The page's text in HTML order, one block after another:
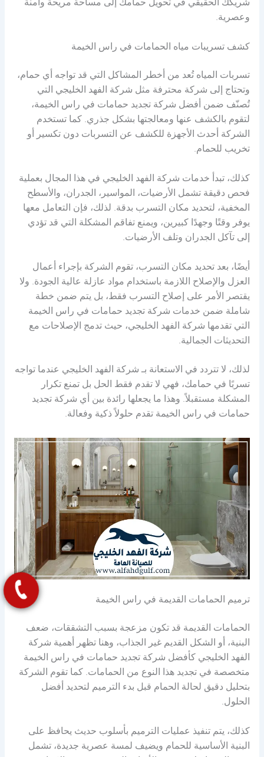
شريكك الحقيقي في تحويل حمامك إلى مساحة مريحة وآمنة
وعصرية.
كشف تسريبات مياه الحمامات في راس الخيمة
تسربات المياه تُعد من أخطر المشاكل التي قد تواجه أي حمام،
وتحتاج إلى شركة محترفة مثل شركة الفهد الخليجي التي
تُصنّف ضمن أفضل شركة تجديد حمامات في راس الخيمة،
لتقوم بالكشف عنها ومعالجتها بشكل جذري. كما تستخدم
الشركة أحدث الأجهزة للكشف عن التسربات دون تكسير أو
تخريب للحمام.
كذلك، تبدأ خدمات شركة الفهد الخليجي في هذا المجال بعملية
فحص دقيقة تشمل الأرضيات، المواسير، الجدران، والأسطح
المخفية، لتحديد مكان التسرب بدقة. لذلك، فإن التعامل معها
يوفر وقتًا وجهدًا كبيرين، ويمنع تفاقم المشكلة التي قد تؤدي
إلى تآكل الجدران وتلف الأرضيات.
أيضًا، بعد تحديد مكان التسرب، تقوم الشركة بإجراء أعمال
العزل والإصلاح اللازمة باستخدام مواد عازلة عالية الجودة. ولا
يقتصر الأمر على إصلاح التسرب فقط، بل يتم ضمن خطة
شاملة ضمن خدمات شركة تجديد حمامات في راس الخيمة
التي تقدمها شركة الفهد الخليجي، حيث تدمج الإصلاحات مع
التحديثات الجمالية.
لذلك، لا تتردد في الاستعانة بـ شركة الفهد الخليجي عندما تواجه
تسربًا في حمامك، فهي لا تقدم فقط الحل بل تمنع تكرار
المشكلة مستقبلاً. وهذا ما يجعلها رائدة بين أي شركة تجديد
حمامات في راس الخيمة تقدم حلولاً ذكية وفعالة.
ترميم الحمامات القديمة في راس الخيمة
الحمامات القديمة قد تكون مزعجة بسبب التشققات، ضعف
البنية، أو الشكل القديم غير الجذاب، وهنا تظهر أهمية شركة
الفهد الخليجي كأفضل شركة تجديد حمامات في راس الخيمة
متخصصة في تجديد هذا النوع من الحمامات. كما تقوم الشركة
بتحليل دقيق لحالة الحمام قبل بدء الترميم لتحديد أفضل
الحلول.
كذلك، يتم تنفيذ عمليات الترميم بأسلوب حديث يحافظ على
البنية الأساسية للحمام ويضيف لمسة عصرية جديدة، تشمل